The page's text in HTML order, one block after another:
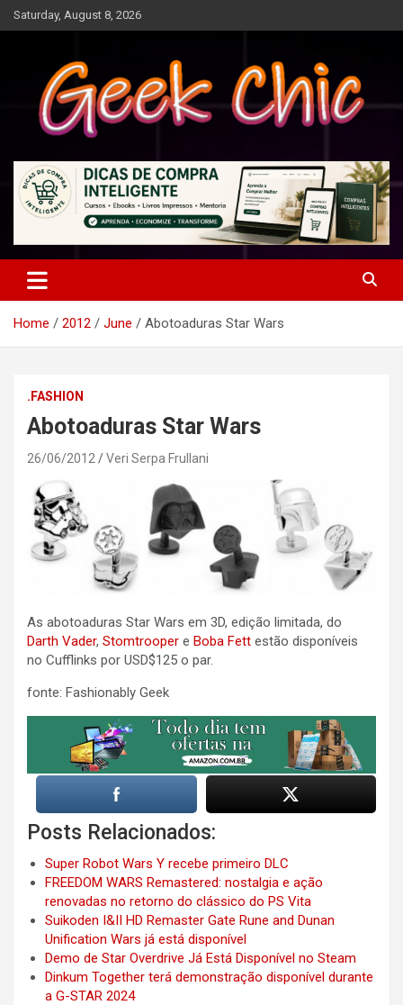
Skip
to
Saturday, August 8, 2026
Geek Chic
Home 2012 June Abotoaduras Star Wars
.FASHION
Abotoaduras Star Wars
26/06/2012 Veri Serpa Frullani
As abotoaduras Star Wars em 3D, edição limitada, do
Darth Vader, Stomtrooper e Boba Fett estão disponíveis
no Cufflinks por USD$125 o par.
fonte: Fashionably Geek
Posts Relacionados:
Super Robot Wars Y recebe primeiro DLC
FREEDOM WARS Remastered: nostalgia e ação
renovadas no retorno do clássico do PS Vita
Suikoden I&II HD Remaster Gate Rune and Dunan
Unification Wars já está disponível
Demo de Star Overdrive Já Está Disponível no Steam
Dinkum Together terá demonstração disponível durante
a G-STAR 2024